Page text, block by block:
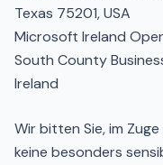
Texas 75201, USA
Microsoft Ireland
South County
Ireland
Wir bitten Sie, im
keine besonders